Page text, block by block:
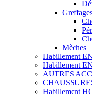
Greffages
Mèches
Habillement
Habillement
AUTRES
Habillement